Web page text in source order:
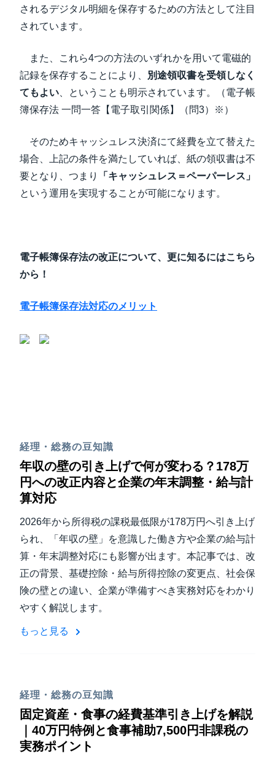
されるデジタル明細を保存するための方法として注目
されています。
また、これら4つの方法のいずれかを用いて電磁的
記録を保存することにより、
別途領収書を受領しなく
てもよい 、ということも明示されています。（電子帳
簿保存法 一問一答【電子取引関係】（問3）※）
そのためキャッシュレス決済にて経費を立て替えた
場合、上記の条件を満たしていれば、紙の領収書は不
要となり、つまり
「キャッシュレス＝ペーパーレス」
という運用を実現することが可能になります。
電子帳簿保存法の改正について、更に知るにはこちら
から！
電子帳簿保存法対応のメリット
経理・総務の豆知識
年収の壁の引き上げで何が変わる？178万
円への改正内容と企業の年末調整・給与計
算対応
2026年から所得税の課税最低限が178万円へ引き上げ
られ、「年収の壁」を意識した働き方や企業の給与計
算・年末調整対応にも影響が出ます。本記事では、改
正の背景、基礎控除・給与所得控除の変更点、社会保
険の壁との違い、企業が準備すべき実務対応をわかり
やすく解説します。
もっと見る
経理・総務の豆知識
固定資産・食事の経費基準引き上げを解説
｜40万円特例と食事補助7,500円非課税の
実務ポイント